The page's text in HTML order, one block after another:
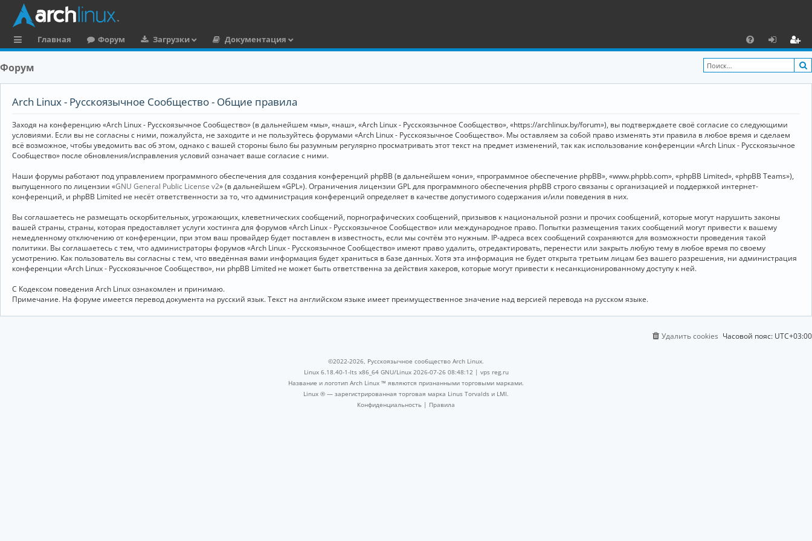
ы
и
Главная Форум Загрузки
Документация
F
A
х
о
ег
и
ц
Форум
Arch Linux - Русскоязычное Сообщество - Общие правила
Заходя на конференцию «Arch Linux - Русскоязычное Сообщество» (в дальнейшем «мы», «наш», «Arch Linux - Русскоязычное Сообщество», «https://archlinux.by/forum»), вы подтверждаете своё согласие со следующими
условиями. Если вы не согласны с ними, пожалуйста, не заходите и не пользуйтесь форумами «Arch Linux - Русскоязычное Сообщество». Мы оставляем за собой право изменять эти правила в любое время и сделаем
всё возможное, чтобы уведомить вас об этом, однако с вашей стороны было бы разумным регулярно просматривать этот текст на предмет изменений, так как использование конференции «Arch Linux - Русскоязычное
Сообщество» после обновления/исправления условий означает ваше согласие с ними.
Наши форумы работают под управлением программного обеспечения для создания конференций phpBB (в дальнейшем «они», «программное обеспечение phpBB», «www.phpbb.com», «phpBB Limited», «phpBB Teams»),
выпущенного по лицензии «GNU General Public License v2» (в дальнейшем «GPL»). Ограничения лицензии GPL для программного обеспечения phpBB строго связаны с организацией и поддержкой интернет-
конференций, и phpBB Limited не несёт ответственности за то, что администрация конференций определяет в качестве допустимого содержания и/или поведения в них.
Вы соглашаетесь не размещать оскорбительных, угрожающих, клеветнических сообщений, порнографических сообщений, призывов к национальной розни и прочих сообщений, которые могут нарушить законы
вашей страны, страны, которая предоставляет услуги хостинга для форумов «Arch Linux - Русскоязычное Сообщество» или международное право. Попытки размещения таких сообщений могут привести к вашему
немедленному отключению от конференции, при этом ваш провайдер будет поставлен в известность, если мы сочтём это нужным. IP-адреса всех сообщений сохраняются для возможности проведения такой
политики. Вы соглашаетесь с тем, что администраторы форумов «Arch Linux - Русскоязычное Сообщество» имеют право удалить, отредактировать, перенести или закрыть любую тему в любое время по своему
усмотрению. Как пользователь вы согласны с тем, что введённая вами информация будет храниться в базе данных. Хотя эта информация не будет открыта третьим лицам без вашего разрешения, ни администрация
конференции «Arch Linux - Русскоязычное Сообщество», ни phpBB Limited не может быть ответственна за действия хакеров, которые могут привести к несанкционированному доступу к ней.
С Кодексом поведения Arch Linux ознакомлен и принимаю.
Примечание. На форуме имеется перевод документа на русский язык. Текст на английском языке имеет преимущественное значение над версией перевода на русском языке.
Часовой пояс: UTC+03:00
Удалить cookies
©2022-2026, Русскоязычное сообщество Arch Linux.
Linux 6.18.40-1-lts x86_64 GNU/Linux 2026-07-26 08:48:12 | vps reg.ru
Название и логотип Arch Linux ™ являются признанными торговыми марками.
Linux ® — зарегистрированная торговая марка Linus Torvalds и LMI.
Конфиденциальность | Правила